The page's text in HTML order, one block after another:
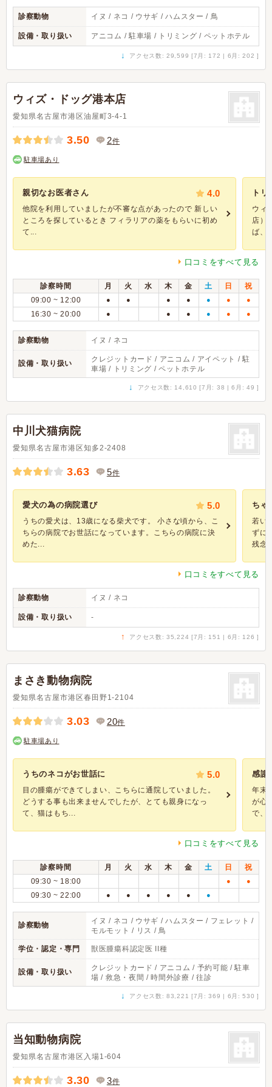
診察動物 イヌ / ネコ / ウサギ / ハムスター / 鳥
設備・取り扱い アニコム / 駐車場 / トリミング / ペットホテル
↓ アクセス数: 29,599 [7月: 172 | 6月: 202 ]
ウィズ・ドッグ港本店
愛知県名古屋市港区油屋町3-4-1
3.50 2件
駐車場あり
親切なお医者さん 4.0
他院を利用していましたが不審な点があったので 新しい
ところを探しているとき フィラリアの薬をもらいに初め
て...
ト
ウィ
店）
ば、
口コミをすべて見る
診察時間 月 火 水 木 金 土 日
祝
09:00 ~ 12:00
● ● ● ● ● ● ●
16:30 ~ 20:00 ● ● ● ● ● ●
診察動物 イヌ / ネコ
設備・取り扱い
クレジットカード / アニコム / アイペット / 駐
車場 / トリミング / ペットホテル
↓ アクセス数: 14,610 [7月: 38 | 6月: 49 ]
中川犬猫病院
愛知県名古屋市港区知多2-2408
3.63 5件
愛犬の為の病院選び 5.0
うちの愛犬は、13歳になる柴犬です。 小さな頃から、こ
ちらの病院でお世話になっています。こちらの病院に決
めた...
ちゃ
若い
ずに
残念
口コミをすべて見る
診察動物 イヌ / ネコ
設備・取り扱い -
↑ アクセス数: 35,224 [7月: 151 | 6月: 126 ]
まさき動物病院
愛知県名古屋市港区春田野1-2104
3.03 20件
駐車場あり
うちのネコがお世話に 5.0
目の腫瘍ができてしまい、こちらに通院していました。
どうする事も出来ませんでしたが、とても親身になっ
て、猫はもち...
感謝
年末
が心
で、
口コミをすべて見る
診察時間 月 火 水 木 金 土 日
祝
09:30 ~ 18:00
● ●
09:30 ~ 22:00 ● ● ● ● ● ●
診察動物
イヌ / ネコ / ウサギ / ハムスター / フェレット /
モルモット / リス / 鳥
学位・認定・専門 獣医腫瘍科認定医 II種
設備・取り扱い
クレジットカード / アニコム / 予約可能 / 駐車
場 / 救急・夜間 / 時間外診療 / 往診
↓ アクセス数: 83,221 [7月: 369 | 6月: 530 ]
当知動物病院
愛知県名古屋市港区入場1-604
3.30 3件